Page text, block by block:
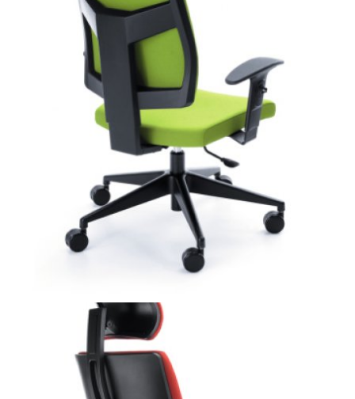
Raya to propozycja przyjaznego użytkownikowi krzesła
pracowniczego. Wyposażone jest ono w ergonomiczny
mechanizm synchroniczny pozwalający na tzw. 'dynamiczne
siedzenie", regulowane podłokietniki, oparcie i siedzisko.
Wszystkie te regulacje pozwalają na komfort pracy dla
osób, które spędzają za biurkiem nawet kilkanaście godzin
dziennie. Model wyróżnia się oszczędnym w formie
wzornictwem, bazującym na kontrastach geometrycznych,
wyrazistych liniach i materiałach - części wykonanych z
tworzywa, tapicerowanych, metalowych.